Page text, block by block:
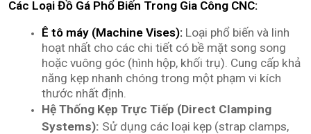
Các Loại Đồ Gá Phổ Biến Trong Gia Công CNC:
Ê tô máy (Machine Vises): Loại phổ biến và linh
hoạt nhất cho các chi tiết có bề mặt song song
hoặc vuông góc (hình hộp, khối trụ). Cung cấp khả
năng kẹp nhanh chóng trong một phạm vi kích
thước nhất định.
Hệ Thống Kẹp Trực Tiếp (Direct Clamping
Systems): Sử dụng các loại kẹp (strap clamps,